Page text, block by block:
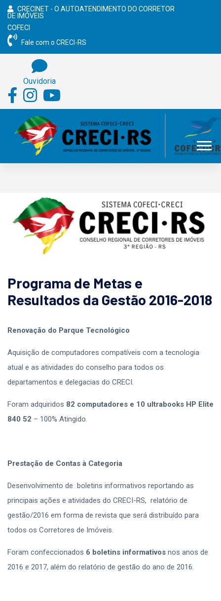
CRECINET - O AUTOATENDIMENTO DO CORRETOR
DE IMÓVEIS
COFECI
Fale com o CRECI-RS
Ouvidoria
Programa de Metas e
Resultados da Gestão 2016-2018
Renovação do Parque Tecnológico
Aquisição de computadores compatíveis com a tecnologia
atual e as atividades do conselho para todos os
departamentos e delegacias do CRECI.
Foram adquiridos 82 computadores e 10 ultrabooks HP Elite
840 52 – 100% Atingido.
Prestação de Contas à Categoria
Desenvolvimento de boletins informativos reportando as
principais ações e atividades do CRECI-RS, relatório de
gestão/2016 em forma de revista que será distribuído para
todos os Corretores de Imóveis.
Foram confeccionados 6 boletins informativos nos anos de
2016 e 2017, além do relatório de gestão do ano de 2016.